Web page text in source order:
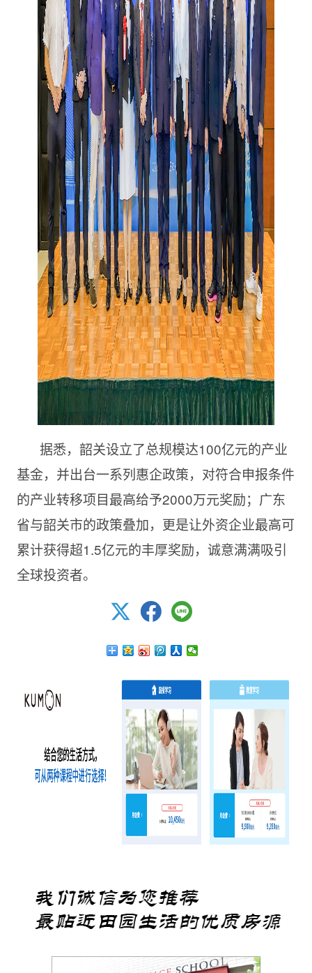
据悉，韶关设立了总规模达100亿元的产业
基金，并出台一系列惠企政策，对符合申报条件
的产业转移项目最高给予2000万元奖励；广东
省与韶关市的政策叠加，更是让外资企业最高可
累计获得超1.5亿元的丰厚奖励，诚意满满吸引
全球投资者。